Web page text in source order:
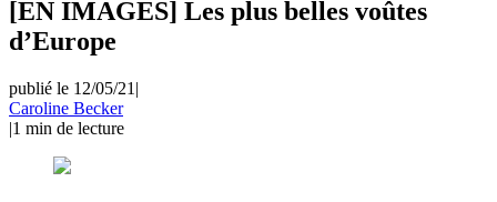
[EN IMAGES] Les plus belles voûtes
d’Europe
publié le 12/05/21 |
Caroline Becker
|1 min de lecture